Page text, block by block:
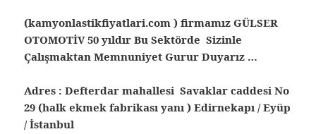
(kamyonlastikfiyatlari.com ) firmamız GÜLSER
OTOMOTİV 50 yıldır Bu Sektörde Sizinle
Çalışmaktan Memnuniyet Gurur Duyarız …
Adres : Defterdar mahallesi Savaklar caddesi No
29 (halk ekmek fabrikası yanı ) Edirnekapı / Eyüp
/ İstanbul